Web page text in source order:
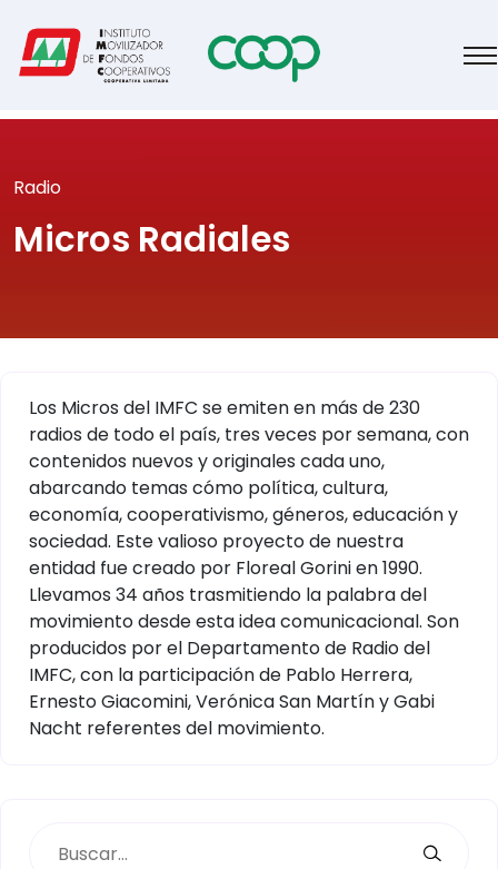
Radio
Micros Radiales
Los Micros del IMFC se emiten en más de 230
radios de todo el país, tres veces por semana, con
contenidos nuevos y originales cada uno,
abarcando temas cómo política, cultura,
economía, cooperativismo, géneros, educación y
sociedad. Este valioso proyecto de nuestra
entidad fue creado por Floreal Gorini en 1990.
Llevamos 34 años trasmitiendo la palabra del
movimiento desde esta idea comunicacional. Son
producidos por el Departamento de Radio del
IMFC, con la participación de Pablo Herrera,
Ernesto Giacomini, Verónica San Martín y Gabi
Nacht referentes del movimiento.